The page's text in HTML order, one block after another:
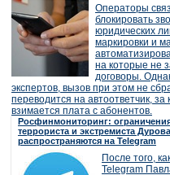
Операторы
блокировать
юридических
маркировки и
на которые не
договоры.
экспертов, вызов при этом не
переводится на автоответчик, за
взимается плата с абонентов.
Росфинмониторинг:
террориста и экстремиста
распространяются на Telegram
После того,
Telegram